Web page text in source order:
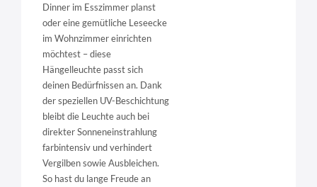
Dinner im Esszimmer planst
oder eine gemütliche Leseecke
im Wohnzimmer einrichten
möchtest – diese
Hängelleuchte passt sich
deinen Bedürfnissen an. Dank
der speziellen UV-Beschichtung
bleibt die Leuchte auch bei
direkter Sonneneinstrahlung
farbintensiv und verhindert
Vergilben sowie Ausbleichen.
So hast du lange Freude an